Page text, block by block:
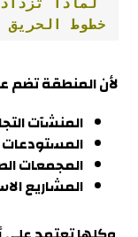
خطوط
لأن المنطقة تضم
المنشآت
المستودعات
المجمعات
المشاريع